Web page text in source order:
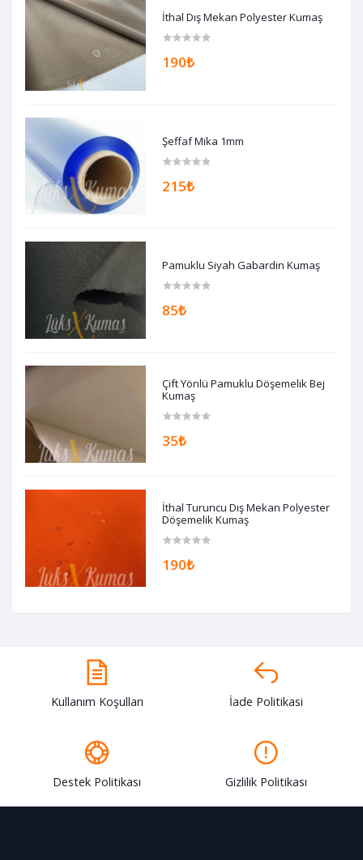
İthal Dış Mekan Polyester Kumaş
190₺
Şeffaf Mika 1mm
215₺
Pamuklu Siyah Gabardin Kumaş
85₺
Çift Yönlü Pamuklu Döşemelik Bej
Kumaş
35₺
İthal Turuncu Dış Mekan Polyester
Döşemelik Kumaş
190₺
Kullanım Koşulları İade Politikasi
Destek Politikası Gizlilik Politikası